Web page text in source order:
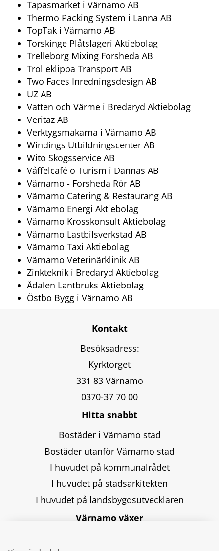
Tapasmarket i Värnamo AB
Thermo Packing System i Lanna AB
TopTak i Värnamo AB
Torskinge Plåtslageri Aktiebolag
Trelleborg Mixing Forsheda AB
Trolleklippa Transport AB
Two Faces Inredningsdesign AB
UZ AB
Vatten och Värme i Bredaryd Aktiebolag
Veritaz AB
Verktygsmakarna i Värnamo AB
Windings Utbildningscenter AB
Wito Skogsservice AB
Våffelcafé o Turism i Dannäs AB
Värnamo - Forsheda Rör AB
Värnamo Catering & Restaurang AB
Värnamo Energi Aktiebolag
Värnamo Krosskonsult Aktiebolag
Värnamo Lastbilsverkstad AB
Värnamo Taxi Aktiebolag
Värnamo Veterinärklinik AB
Zinkteknik i Bredaryd Aktiebolag
Ådalen Lantbruks Aktiebolag
Östbo Bygg i Värnamo AB
Kontakt
Besöksadress:
Kyrktorget
331 83 Värnamo
0370-37 70 00
Hitta snabbt
Bostäder i Värnamo stad
Bostäder utanför Värnamo stad
I huvudet på kommunalrådet
I huvudet på stadsarkitekten
I huvudet på landsbygdsutvecklaren
Värnamo växer